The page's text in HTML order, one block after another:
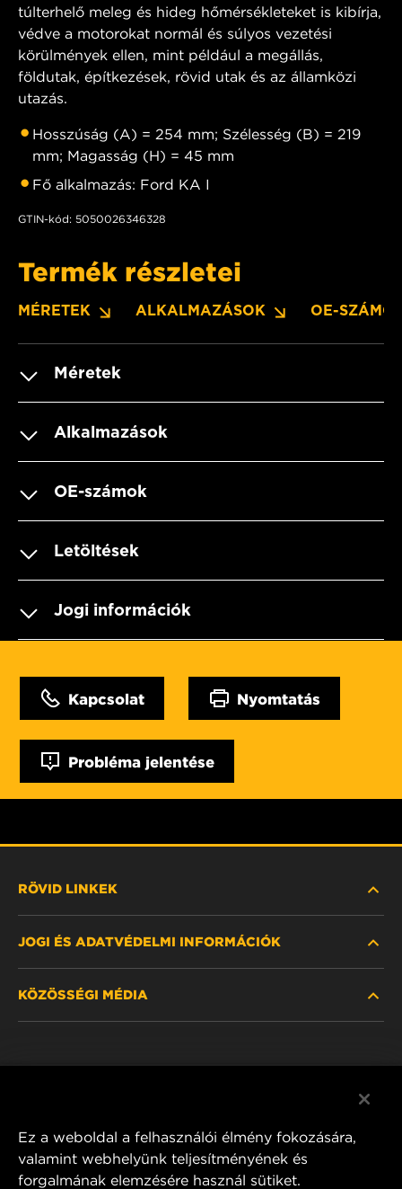
túlterhelő meleg és hideg hőmérsékleteket is kibírja,
védve a motorokat normál és súlyos vezetési
körülmények ellen, mint például a megállás,
földutak, építkezések, rövid utak és az államközi
utazás.
Hosszúság (A) = 254 mm; Szélesség (B) = 219
mm; Magasság (H) = 45 mm
Fő alkalmazás: Ford KA I
GTIN-kód: 5050026346328
Termék részletei
MÉRETEK ALKALMAZÁSOK OE-
Méretek
Alkalmazások
OE-számok
Letöltések
Jogi információk
Kapcsolat Nyomtatás
Probléma jelentése
RÖVID LINKEK
HOL KAPHATÓ
JOGI ÉS ADATVÉDELMI INFORMÁCIÓK
KÖZÖSSÉGI MÉDIA
Ez a weboldal a felhasználói élmény fokozására,
valamint webhelyünk teljesítményének és
forgalmának elemzésére használ sütiket.